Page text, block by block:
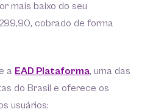
mais baixo do seu
cobrado de forma
a EAD Plataforma, uma das
do Brasil e oferece os
usuários: